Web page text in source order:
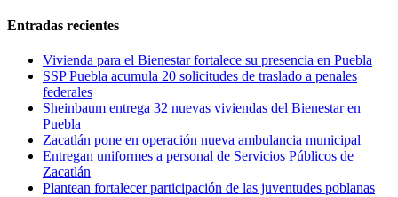
Entradas recientes
Vivienda para el Bienestar fortalece su presencia en Puebla
SSP Puebla acumula 20 solicitudes de traslado a penales
federales
Sheinbaum entrega 32 nuevas viviendas del Bienestar en
Puebla
Zacatlán pone en operación nueva ambulancia municipal
Entregan uniformes a personal de Servicios Públicos de
Zacatlán
Plantean fortalecer participación de las juventudes poblanas